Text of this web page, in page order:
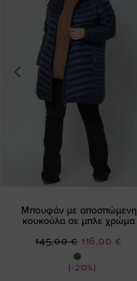
Μπουφάν με αποσπώμενη
κουκούλα σε μπλε χρώμα
(-20%)
Ειδική
116,00 €
145,00 €